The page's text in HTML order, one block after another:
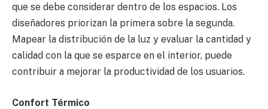
que se debe considerar dentro de los espacios. Los
diseñadores priorizan la primera sobre la segunda.
Mapear la distribución de la luz y evaluar la cantidad y
calidad con la que se esparce en el interior, puede
contribuir a mejorar la productividad de los usuarios.
Confort Térmico